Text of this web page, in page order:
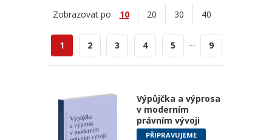
Zobrazovat po 10 20 30 40
1 2 3 4 5 ... 9
Výpůjčka a výprosa
v moderním
právním vývoji
PŘIPRAVUJEME